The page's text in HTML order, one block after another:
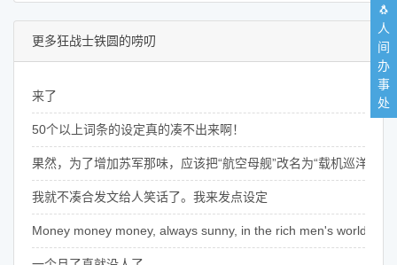
更多狂战士铁圆的唠叨
来了
50个以上词条的设定真的凑不出来啊！
果然，为了增加苏军那味，应该把“航空母舰”改名为“载机巡洋舰”
我就不凑合发文给人笑话了。我来发点设定
Money money money, always sunny, in the rich men's world~
🐧
人
间
办
事
处